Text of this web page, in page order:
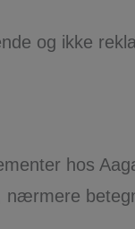
og ikke
hos